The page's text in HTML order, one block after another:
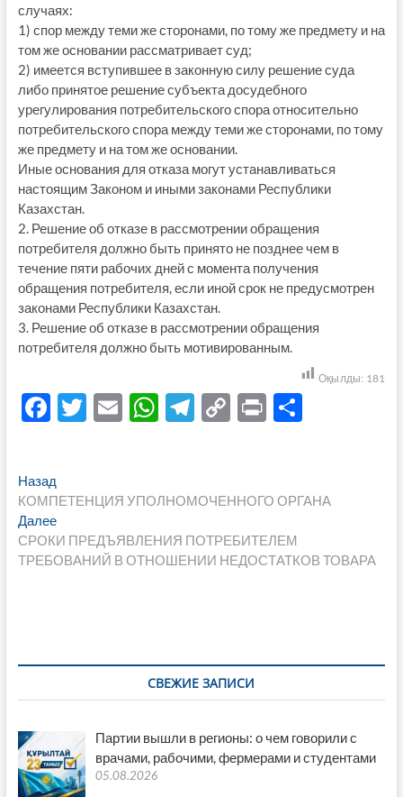
случаях:
1) спор между теми же сторонами, по тому же предмету и на
том же основании рассматривает суд;
2) имеется вступившее в законную силу решение суда
либо принятое решение субъекта досудебного
урегулирования потребительского спора относительно
потребительского спора между теми же сторонами, по тому
же предмету и на том же основании.
Иные основания для отказа могут устанавливаться
настоящим Законом и иными законами Республики
Казахстан.
2. Решение об отказе в рассмотрении обращения
потребителя должно быть принято не позднее чем в
течение пяти рабочих дней с момента получения
обращения потребителя, если иной срок не предусмотрен
законами Республики Казахстан.
3. Решение об отказе в рассмотрении обращения
потребителя должно быть мотивированным.
Оқылды: 181
F
b
o
o
T
er
E W
s
p
T
gr
m
C
y
n
k
P О
а
и
Навигация
по
записям
НазадПредыдущая
запись:
КОМПЕТЕНЦИЯ УПОЛНОМОЧЕННОГО ОРГАНА
ДалееСледующая
запись:
СРОКИ ПРЕДЪЯВЛЕНИЯ ПОТРЕБИТЕЛЕМ
ТРЕБОВАНИЙ В ОТНОШЕНИИ НЕДОСТАТКОВ ТОВАРА
СВЕЖИЕ ЗАПИСИ
Партии вышли в регионы: о чем говорили с
врачами, рабочими, фермерами и студентами
05.08.2026